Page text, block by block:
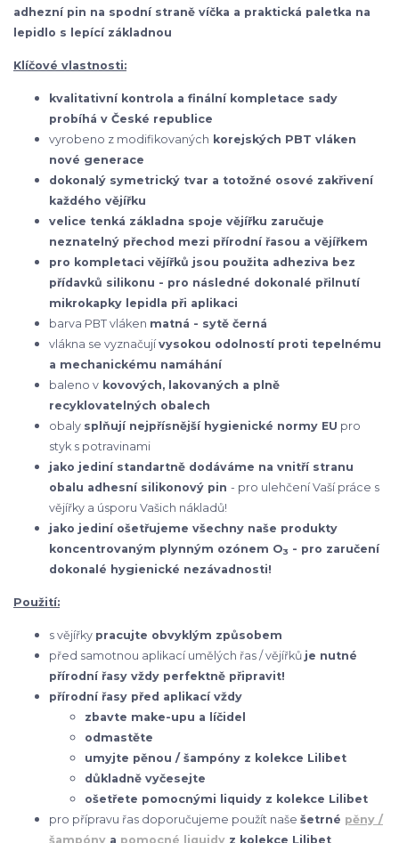
adhezní pin na spodní straně víčka a praktická paletka na
lepidlo s lepící základnou
Klíčové vlastnosti:
kvalitativní kontrola a finální kompletace sady
probíhá v České republice
vyrobeno z modifikovaných korejských PBT vláken
nové generace
dokonalý symetrický tvar a totožné osové zakřivení
každého vějířku
velice tenká základna spoje vějířku zaručuje
neznatelný přechod mezi přírodní řasou a vějířkem
pro kompletaci vějířků jsou použita adheziva bez
přídavků silikonu - pro následné dokonalé přilnutí
mikrokapky lepidla při aplikaci
barva PBT vláken matná - sytě černá
vlákna se vyznačujívysokou odolností proti tepelnému
a mechanickému namáhání
baleno v kovových, lakovaných a plně
recyklovatelných obalech
obaly splňují nejpřísnější hygienické normy EU pro
styk s potravinami
jako jediní standartně dodáváme na vnitří stranu
obalu adhesní silikonový pin - pro ulehčení Vaší práce s
vějířky a úsporu Vašich nákladů!
jako jediní ošetřujeme všechny naše produkty
koncentrovaným plynným ozónem O3 - pro zaručení
dokonalé hygienické nezávadnosti!
Použití:
s vějířky pracujte obvyklým způsobem
před samotnou aplikací umělých řas / vějířků je nutné
přírodní řasy vždy perfektně připravit!
přírodní řasy před aplikací vždy
zbavte make-upu a líčidel
odmastěte
umyjte pěnou / šampóny z kolekce Lilibet
důkladně vyčesejte
ošetřete pomocnými liquidy z kolekce Lilibet
pro přípravu řas doporučujeme použít naše šetrné pěny /
šampóny a pomocné liquidy z kolekce Lilibet